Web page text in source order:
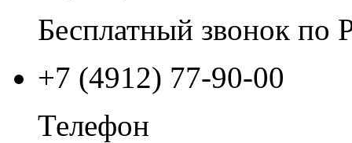
Бесплатный звонок по
+7 (4912) 77-90-00
Телефон